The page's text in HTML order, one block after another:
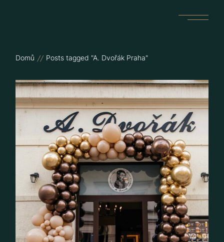
Domů Posts tagged "A. Dvořák Praha"